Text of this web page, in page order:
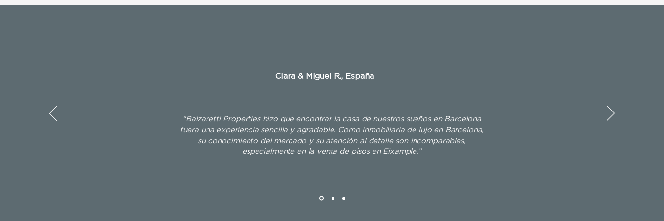
Clara & Miguel R., España
“Balzaretti Properties hizo que encontrar la casa de nuestros sueños en Barcelona
fuera una experiencia sencilla y agradable. Como inmobiliaria de lujo en Barcelona,
su conocimiento del mercado y su atención al detalle son incomparables,
especialmente en la venta de pisos en Eixample.”